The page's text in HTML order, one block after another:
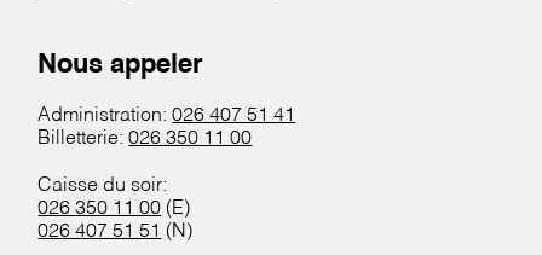
Nous appeler
Administration:026 407 51 41
Billetterie:026 350 11 00
Caisse du soir:
026 350 11 00 (E)
026 407 51 51 (N)